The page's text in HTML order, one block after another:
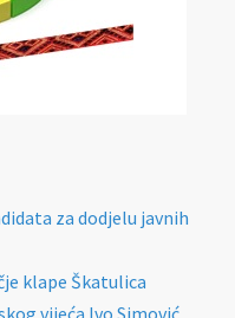
za dodjelu javnih
klape Škatulica